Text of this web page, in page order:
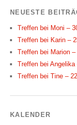
NEUESTE
Treffen bei Moni –
Treffen bei Karin –
Treffen bei Marion
Treffen bei Angelika
Treffen bei Tine –
KALENDER